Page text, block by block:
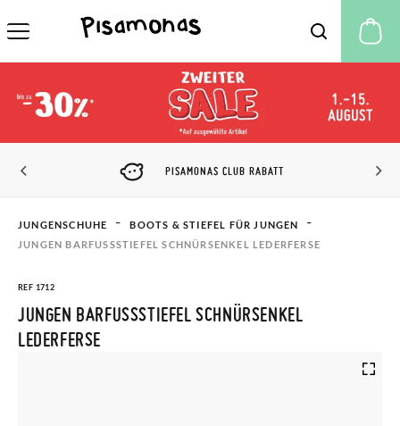
PISAMONAS CLUB RABATT
JUNGENSCHUHE
BOOTS & STIEFEL FÜR JUNGEN
JUNGEN BARFUSSSTIEFEL SCHNÜRSENKEL LEDERFERSE
REF 1712
JUNGEN BARFUSSSTIEFEL SCHNÜRSENKEL L
EDERFERSE